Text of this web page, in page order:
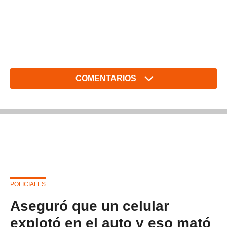
COMENTARIOS